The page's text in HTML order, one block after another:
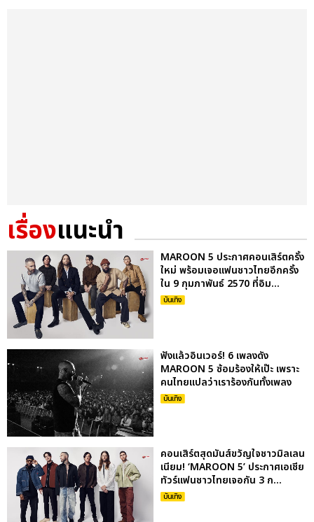
เรื่องแนะนำ
MAROON 5 ประกาศคอนเสิร์ตครั้ง
ใหม่ พร้อมเจอแฟนชาวไทยอีกครั้ง
ใน 9 กุมภาพันธ์ 2570 ที่อิม...
บันเทิง
ฟังแล้วอินเวอร์! 6 เพลงดัง
MAROON 5 ซ้อมร้องให้เป๊ะ เพราะ
คนไทยแปลว่าเราร้องกันทั้งเพลง
บันเทิง
คอนเสิร์ตสุดมันส์ขวัญใจชาวมิลเลน
เนียม! ‘MAROON 5’ ประกาศเอเชีย
ทัวร์แฟนชาวไทยเจอกัน 3 ก...
บันเทิง